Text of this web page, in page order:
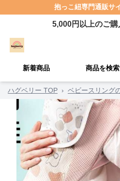
抱っこ紐専門通販サ
5,000円以上のご
新着商品 商品を検索
ハグベリー TOP › ベビースリング